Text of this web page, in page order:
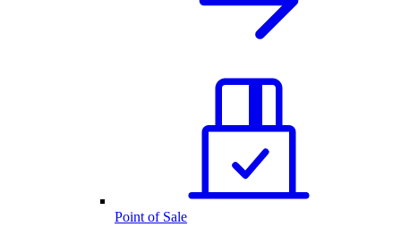
Point of Sale